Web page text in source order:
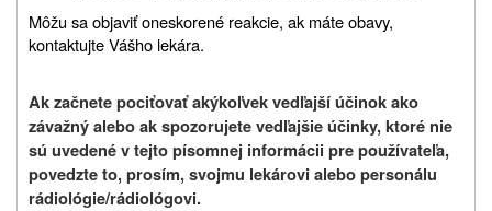
Môžu sa objaviť oneskorené reakcie, ak máte obavy,
kontaktujte Vášho lekára.
Ak začnete pociťovať akýkoľvek vedľajší účinok ako
závažný alebo ak spozorujete vedľajšie účinky, ktoré nie
sú uvedené v tejto písomnej informácii pre používateľa,
povedzte to, prosím, svojmu lekárovi alebo personálu
rádiológie/rádiológovi.